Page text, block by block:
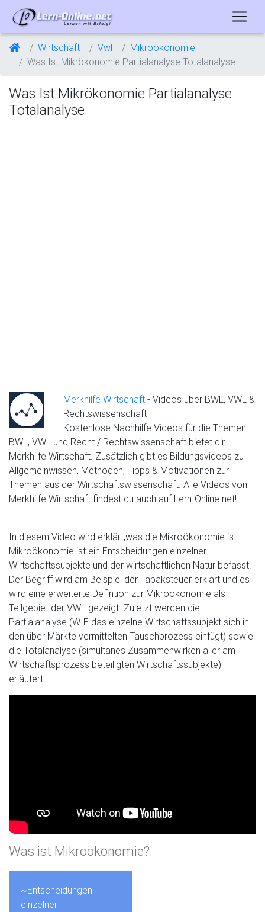
Wirtschaft Vwl
Mikroökonomie
Was Ist Mikrökonomie Partialanalyse Totalanalyse
Was Ist Mikrökonomie Partialanalyse
Totalanalyse
Merkhilfe Wirtschaft - Videos über BWL, VWL &
Rechtswissenschaft
Kostenlose Nachhilfe Videos für die Themen
BWL, VWL und Recht / Rechtswissenschaft bietet dir
Merkhilfe Wirtschaft. Zusätzlich gibt es Bildungsvideos zu
Allgemeinwissen, Methoden, Tipps & Motivationen zur
Themen aus der Wirtschaftswissenschaft. Alle Videos von
Merkhilfe Wirtschaft findest du auch auf Lern-Online.net!
In diesem Video wird erklärt,was die Mikroökonomie ist.
Mikroökonomie ist ein Entscheidungen einzelner
Wirtschaftssubjekte und der wirtschaftlichen Natur befasst.
Der Begriff wird am Beispiel der Tabaksteuer erklärt und es
wird eine erweiterte Defintion zur Mikroökonomie als
Teilgebiet der VWL gezeigt. Zuletzt werden die
Partialanalyse (WIE das einzelne Wirtschaftssubjekt sich in
den über Märkte vermittelten Tauschprozess einfügt) sowie
die Totalanalyse (simultanes Zusammenwirken aller am
Wirtschaftsprozess beteiligten Wirtschaftssubjekte)
erläutert.
Was ist Mikroökonomie?
~Entscheidungen
einzelner